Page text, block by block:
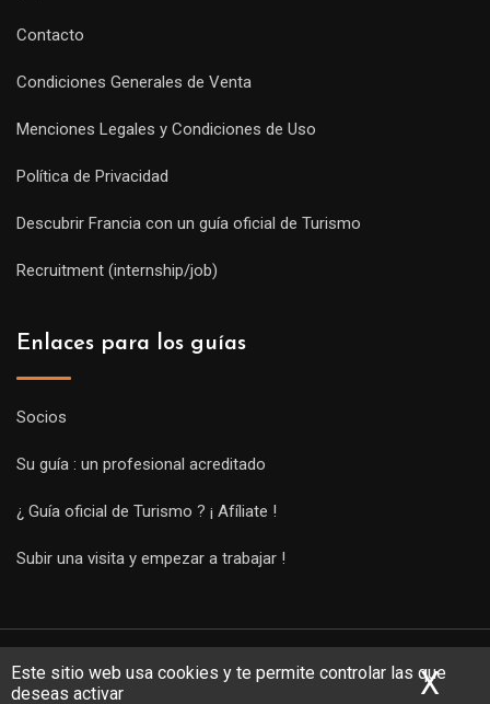
Este sitio web usa cookies y te permite controlar las que
deseas activar
X
Contacto
Condiciones Generales de Venta
Menciones Legales y Condiciones de Uso
Política de Privacidad
Descubrir Francia con un guía oficial de Turismo
Recruitment (internship/job)
Enlaces para los guías
Socios
Su guía : un profesional acreditado
¿ Guía oficial de Turismo ? ¡ Afíliate !
Subir una visita y empezar a trabajar !